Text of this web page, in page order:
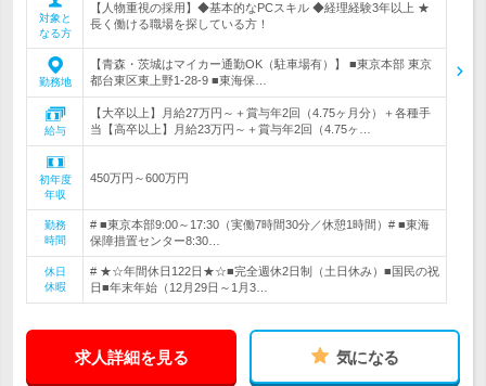
対象と
なる方
【人物重視の採用】◆基本的なPCスキル ◆経理経験3年以上 ★
長く働ける職場を探している方！
勤務地
【青森・茨城はマイカー通勤OK（駐車場有）】 ■東京本部 東京
都台東区東上野1-28-9 ■東海保…
給与
【大卒以上】月給27万円～＋賞与年2回（4.75ヶ月分）＋各種手
当【高卒以上】月給23万円～＋賞与年2回（4.75ヶ…
初年度
年収
450万円～600万円
勤務
時間
# ■東京本部9:00～17:30（実働7時間30分／休憩1時間）# ■東海
保障措置センター8:30…
休日
休暇
# ★☆年間休日122日★☆■完全週休2日制（土日休み）■国民の祝
日■年末年始（12月29日～1月3…
求人詳細を見る 気になる